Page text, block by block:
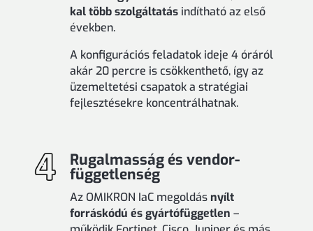
kal több szolgáltatásindítható az első
években.
A konfigurációs feladatok ideje 4 óráról
akár 20 percre is csökkenthető, így az
üzemeltetési csapatok a stratégiai
fejlesztésekre koncentrálhatnak.
Rugalmasság és vendor-
függetlenség
Az OMIKRON IaC megoldás nyílt
forráskódú és gyártófüggetlen –